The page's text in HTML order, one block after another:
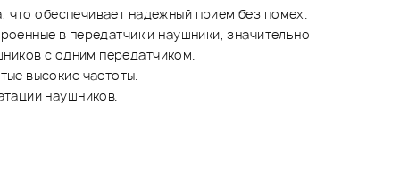
обеспечивает надежный прием без помех.
в передатчик и наушники, значительно
с одним передатчиком.
высокие частоты.
наушников.